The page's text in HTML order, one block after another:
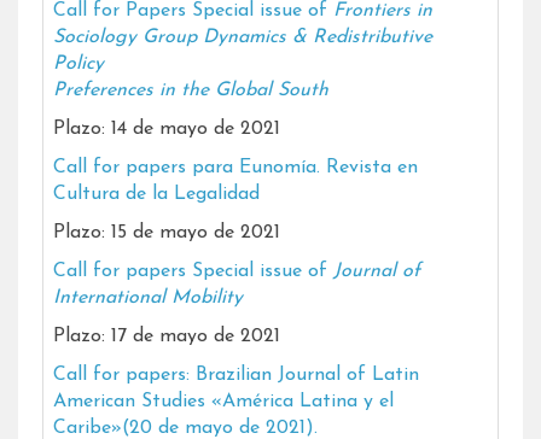
Call for Papers Special issue of Frontiers in
Sociology Group Dynamics & Redistributive
Policy
Preferences in the Global South
Plazo: 14 de mayo de 2021
Call for papers para Eunomía. Revista en
Cultura de la Legalidad
Plazo: 15 de mayo de 2021
Call for papers Special issue of Journal of
International Mobility
Plazo: 17 de mayo de 2021
Call for papers: Brazilian Journal of Latin
American Studies «América Latina y el
Caribe»(20 de mayo de 2021).